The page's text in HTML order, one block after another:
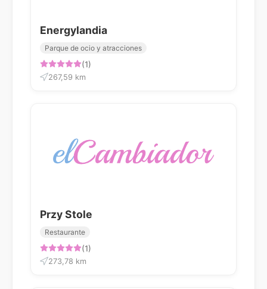
Energylandia
Parque de ocio y atracciones
(1)
267,59 km
Przy Stole
Restaurante
(1)
273,78 km